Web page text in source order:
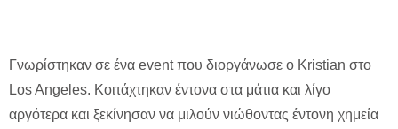
Γνωρίστηκαν σε ένα event που διοργάνωσε ο Kristian στο
Los Angeles. Κοιτάχτηκαν έντονα στα μάτια και λίγο
αργότερα και ξεκίνησαν να μιλούν νιώθοντας έντονη χημεία